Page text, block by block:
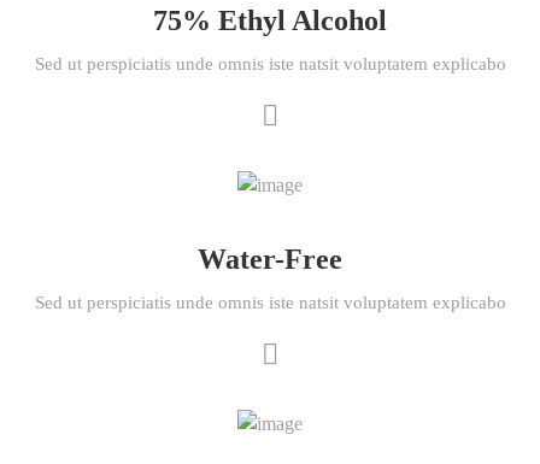
75% Ethyl Alcohol
Sed ut perspiciatis unde omnis iste natsit voluptatem explicabo
Water-Free
Sed ut perspiciatis unde omnis iste natsit voluptatem explicabo